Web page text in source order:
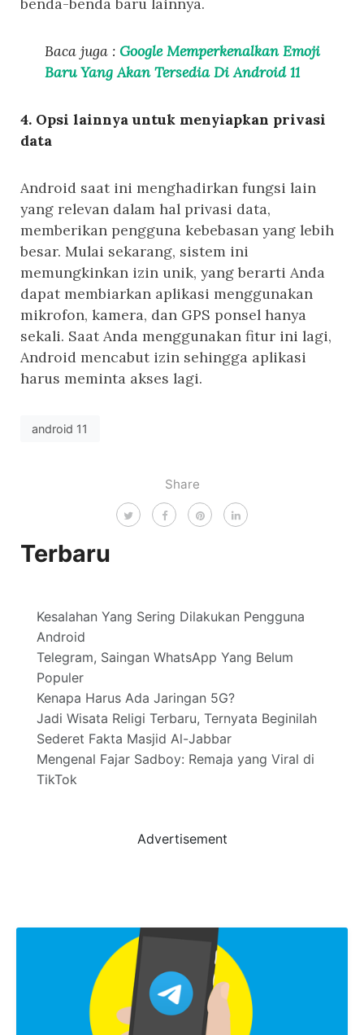
Baca juga : Google Memperkenalkan Emoji
Baru Yang Akan Tersedia Di Android 11
4. Opsi lainnya untuk menyiapkan privasi
data
Android saat ini menghadirkan fungsi lain
yang relevan dalam hal privasi data,
memberikan pengguna kebebasan yang lebih
besar. Mulai sekarang, sistem ini
memungkinkan izin unik, yang berarti Anda
dapat membiarkan aplikasi menggunakan
mikrofon, kamera, dan GPS ponsel hanya
sekali. Saat Anda menggunakan fitur ini lagi,
Android mencabut izin sehingga aplikasi
harus meminta akses lagi.
android 11
Share
Terbaru
Kesalahan Yang Sering Dilakukan Pengguna
Android
Telegram, Saingan WhatsApp Yang Belum
Populer
Kenapa Harus Ada Jaringan 5G?
Jadi Wisata Religi Terbaru, Ternyata Beginilah
Sederet Fakta Masjid Al-Jabbar
Mengenal Fajar Sadboy: Remaja yang Viral di
TikTok
Advertisement